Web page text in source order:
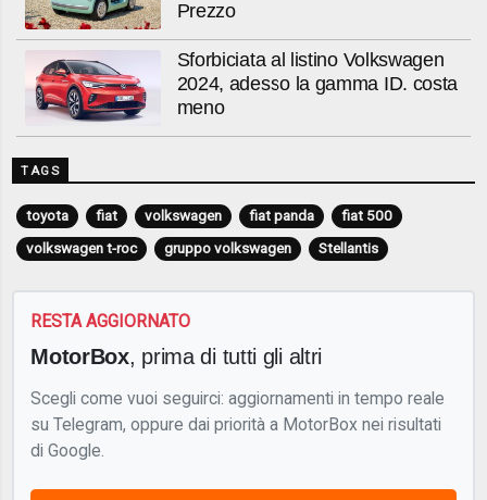
Prezzo
Sforbiciata al listino Volkswagen
2024, adesso la gamma ID. costa
meno
TAGS
toyota fiat volkswagen fiat panda
fiat 500
volkswagen t-roc
gruppo volkswagen Stellantis
RESTA AGGIORNATO
MotorBox, prima di tutti gli altri
Scegli come vuoi seguirci: aggiornamenti in tempo reale
su Telegram, oppure dai priorità a MotorBox nei risultati
di Google.